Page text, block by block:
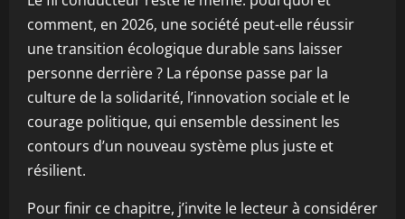
comment, en 2026, une société peut-elle réussir
une transition écologique durable sans laisser
personne derrière ? La réponse passe par la
culture de la solidarité, l’innovation sociale et le
courage politique, qui ensemble dessinent les
contours d’un nouveau système plus juste et
résilient.
Pour finir ce chapitre, j’invite le lecteur à considérer